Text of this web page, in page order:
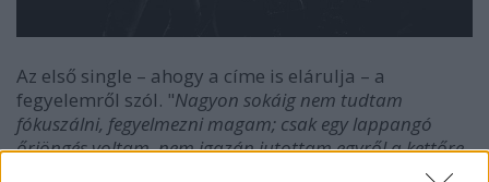
Az első single – ahogy a címe is elárulja – a
fegyelemről szól. "Nagyon sokáig nem tudtam
fókuszálni, fegyelmezni magam; csak egy lappangó
őrjöngés voltam, nem igazán jutottam egyről a kettőre